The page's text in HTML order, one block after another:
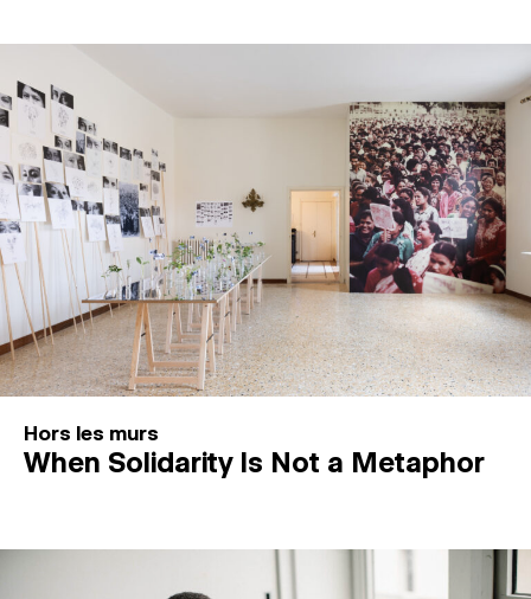
Hors les murs
When Solidarity Is Not a Metaphor